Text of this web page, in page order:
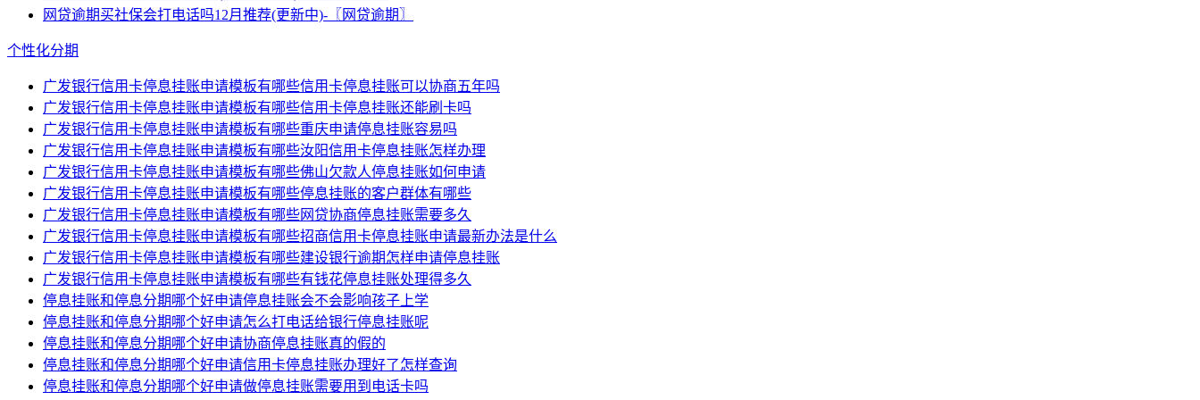
网贷逾期买社保会打电话吗12月推荐(更新中)-〖网贷逾期〗
个性化分期
广发银行信用卡停息挂账申请模板有哪些信用卡停息挂账可以协商五年吗
广发银行信用卡停息挂账申请模板有哪些信用卡停息挂账还能刷卡吗
广发银行信用卡停息挂账申请模板有哪些重庆申请停息挂账容易吗
广发银行信用卡停息挂账申请模板有哪些汝阳信用卡停息挂账怎样办理
广发银行信用卡停息挂账申请模板有哪些佛山欠款人停息挂账如何申请
广发银行信用卡停息挂账申请模板有哪些停息挂账的客户群体有哪些
广发银行信用卡停息挂账申请模板有哪些网贷协商停息挂账需要多久
广发银行信用卡停息挂账申请模板有哪些招商信用卡停息挂账申请最新办法是什么
广发银行信用卡停息挂账申请模板有哪些建设银行逾期怎样申请停息挂账
广发银行信用卡停息挂账申请模板有哪些有钱花停息挂账处理得多久
停息挂账和停息分期哪个好申请停息挂账会不会影响孩子上学
停息挂账和停息分期哪个好申请怎么打电话给银行停息挂账呢
停息挂账和停息分期哪个好申请协商停息挂账真的假的
停息挂账和停息分期哪个好申请信用卡停息挂账办理好了怎样查询
停息挂账和停息分期哪个好申请做停息挂账需要用到电话卡吗